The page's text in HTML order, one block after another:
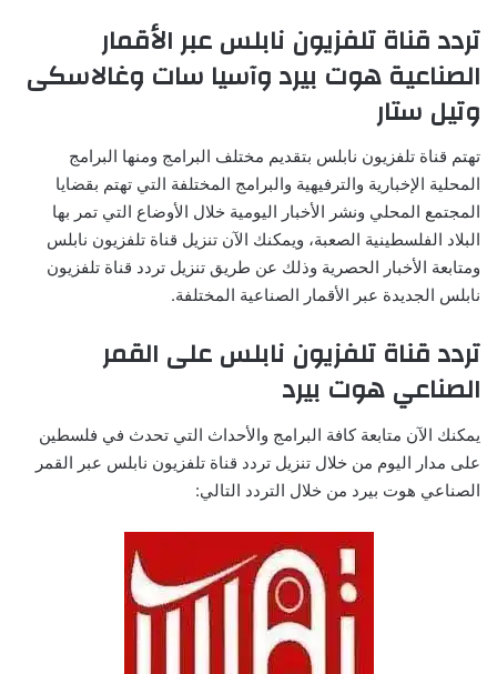
تردد قناة تلفزيون نابلس عبر الأقمار
الصناعية هوت بيرد وآسيا سات وغالاسكى
وتيل ستار
تهتم قناة تلفزيون نابلس بتقديم مختلف البرامج ومنها البرامج
المحلية الإخبارية والترفيهية والبرامج المختلفة التي تهتم بقضايا
المجتمع المحلي ونشر الأخبار اليومية خلال الأوضاع التي تمر بها
البلاد الفلسطينية الصعبة، ويمكنك الآن تنزيل قناة تلفزيون نابلس
ومتابعة الأخبار الحصرية وذلك عن طريق تنزيل تردد قناة تلفزيون
نابلس الجديدة عبر الأقمار الصناعية المختلفة.
تردد قناة تلفزيون نابلس على القمر
الصناعي هوت بيرد
يمكنك الآن متابعة كافة البرامج والأحداث التي تحدث في فلسطين
على مدار اليوم من خلال تنزيل تردد قناة تلفزيون نابلس عبر القمر
الصناعي هوت بيرد من خلال التردد التالي: